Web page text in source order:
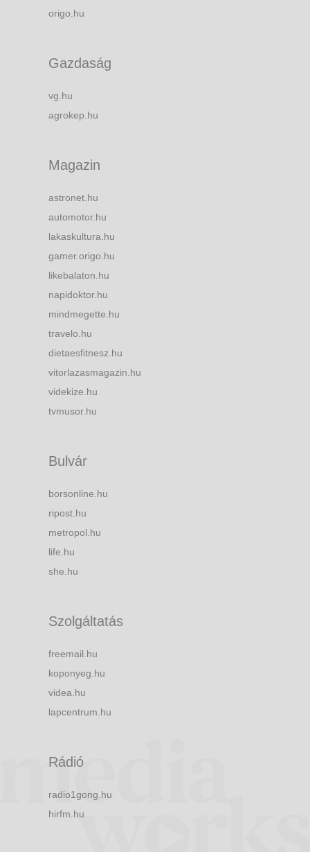
origo.hu
Gazdaság
vg.hu
agrokep.hu
Magazin
astronet.hu
automotor.hu
lakaskultura.hu
gamer.origo.hu
likebalaton.hu
napidoktor.hu
mindmegette.hu
travelo.hu
dietaesfitnesz.hu
vitorlazasmagazin.hu
videkize.hu
tvmusor.hu
Bulvár
borsonline.hu
ripost.hu
metropol.hu
life.hu
she.hu
Szolgáltatás
freemail.hu
koponyeg.hu
videa.hu
lapcentrum.hu
Rádió
radio1gong.hu
hirfm.hu